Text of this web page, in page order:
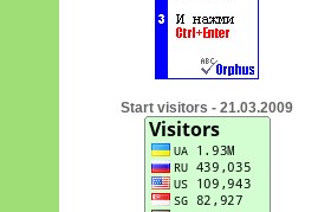
Start visitors - 21.03.2009